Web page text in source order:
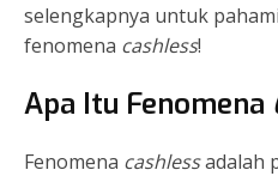
selengkapnya untuk
fenomena cashless!
Apa Itu Fenomena
Fenomena cashlessadalah